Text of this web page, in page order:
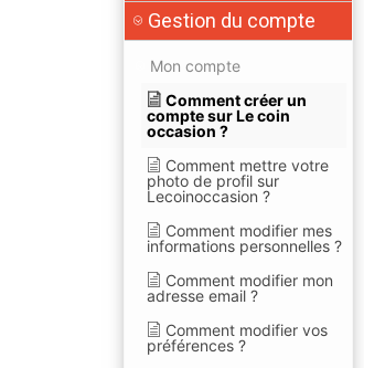
Gestion du compte
Mon compte
Comment créer un
compte sur Le coin
occasion ?
Comment mettre votre
photo de profil sur
Lecoinoccasion ?
Comment modifier mes
informations personnelles ?
Comment modifier mon
adresse email ?
Comment modifier vos
préférences ?